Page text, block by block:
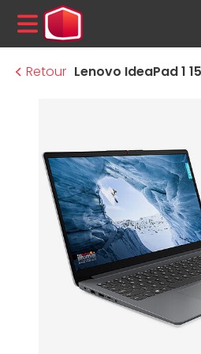
MENU
Retour Lenovo IdeaPad 1